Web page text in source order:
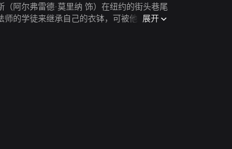
阿尔弗雷德·莫里纳 饰）在纽约的街头巷尾
的学徒来继承自己的衣钵，可被他寄予厚
展开